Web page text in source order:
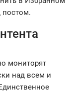
постом.
мониторят
над всем и